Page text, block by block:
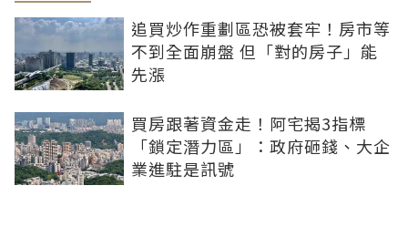
追買炒作重劃區恐被套牢！房市等
不到全面崩盤 但「對的房子」能
先漲
買房跟著資金走！阿宅揭3指標
「鎖定潛力區」：政府砸錢、大企
業進駐是訊號